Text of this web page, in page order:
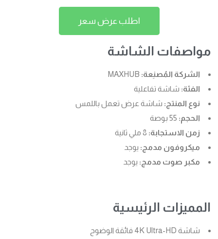
اطلب عرض سعر
مواصفات الشاشة
الشركة المُصنِعة: MAXHUB
الفئة: شاشة تفاعلية
نوع المنتج: شاشة عرض تعمل باللمس
الحجم:
زمن الاستجابة:
ميكروفون مدمج: يوجد
مكبر صوت مدمج: يوجد
المميزات الرئيسية
شاشة 4K Ultra-HD فائقة الوضوح